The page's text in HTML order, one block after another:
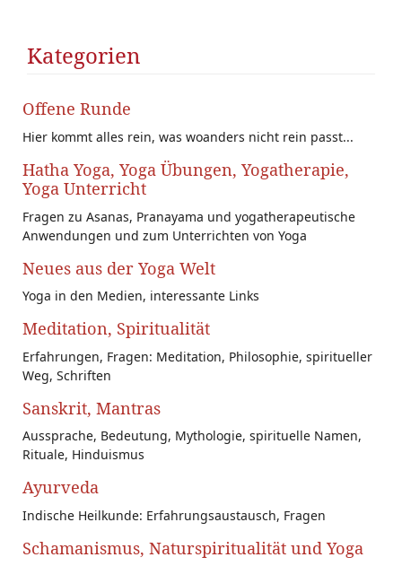
Kategorien
Offene Runde
Hier kommt alles rein, was woanders nicht rein passt...
Hatha Yoga, Yoga Übungen, Yogatherapie,
Yoga Unterricht
Fragen zu Asanas, Pranayama und yogatherapeutische
Anwendungen und zum Unterrichten von Yoga
Neues aus der Yoga Welt
Yoga in den Medien, interessante Links
Meditation, Spiritualität
Erfahrungen, Fragen: Meditation, Philosophie, spiritueller
Weg, Schriften
Sanskrit, Mantras
Aussprache, Bedeutung, Mythologie, spirituelle Namen,
Rituale, Hinduismus
Ayurveda
Indische Heilkunde: Erfahrungsaustausch, Fragen
Schamanismus, Naturspiritualität und Yoga